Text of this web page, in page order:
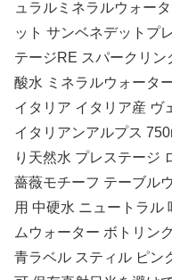
ュラルミネラルウォー
ット サンベネデットプ
テージRE スパークリ
酸水 ミネラルウォータ
イタリア イタリア産 ヴ
イタリアンアルプス
り天然水 プレステージ
薔薇モチーフ テーブル
用 中硬水 ニュートラル
ムウォーター ボトリン
青ラベル スティル ピン